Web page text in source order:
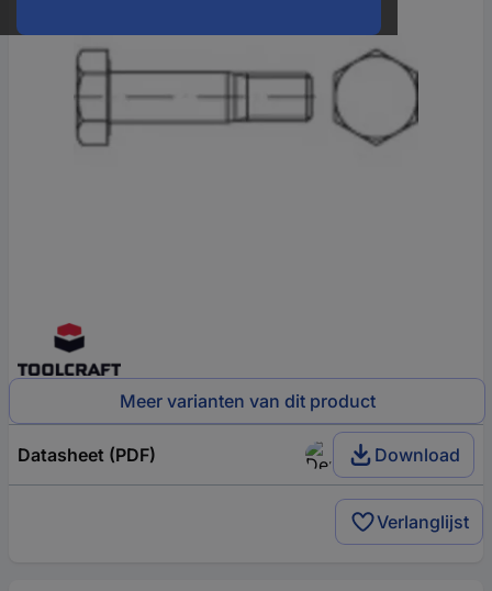
Meer varianten van dit product
Datasheet (PDF) Download
Verlanglijst